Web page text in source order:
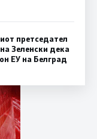
претседател
Зеленски дека
ЕУ на Белград